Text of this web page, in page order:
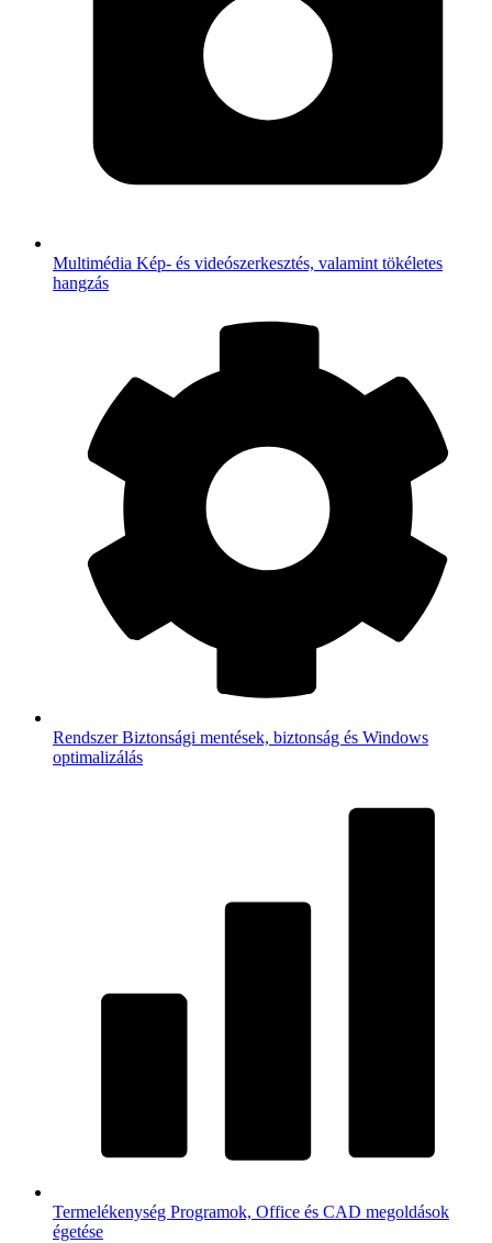
Multimédia Kép- és videószerkesztés, valamint tökéletes
hangzás
RendszerBiztonsági mentések, biztonság és Windows
optimalizálás
Termelékenység Programok, Office és CAD megoldások
égetése